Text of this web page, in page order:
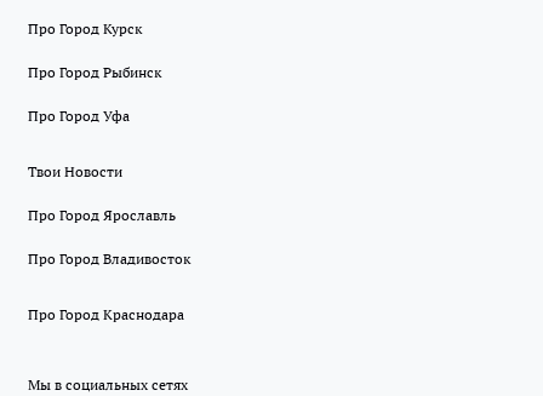
Про Город Курск
Про Город Рыбинск
Про Город Уфа
Твои Новости
Про Город Ярославль
Про Город Владивосток
Про Город Краснодара
Мы в социальных сетях